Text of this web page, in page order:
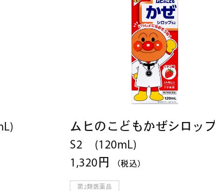
ムヒのこどもかぜシロップ
S2 (120mL)
1,320円
（税込）
第2類医薬品